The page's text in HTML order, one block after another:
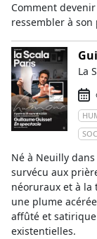
Comment
ressembler à son
La
Né à Neuilly
survécu aux
néoruraux et à la
une plume
affûté et
existentielles.